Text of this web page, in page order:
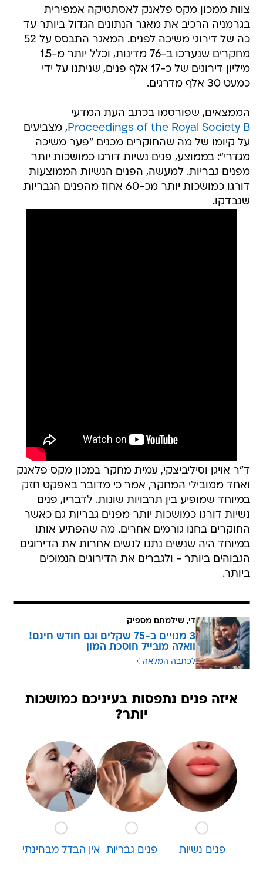
צוות ממכון מקס פלאנק לאסתטיקה אמפירית
בגרמניה הרכיב את מאגר הנתונים הגדול ביותר עד
כה של דירוגי משיכה לפנים. המאגר התבסס על 52
מחקרים שנערכו ב-76 מדינות, וכלל יותר מ-1.5
מיליון דירוגים של כ-17 אלף פנים, שניתנו על ידי
כמעט 30 אלף מדרגים.
הממצאים, שפורסמו בכתב העת המדעי
Proceedings of the Royal Society B, מצביעים
על קיומו של מה שהחוקרים מכנים "פער משיכה
מגדרי": בממוצע, פנים נשיות דורגו כמושכות יותר
מפנים גבריות. למעשה, הפנים הנשיות הממוצעות
דורגו כמושכות יותר מכ-60 אחוז מהפנים הגבריות
שנבדקו.
ד"ר אויגן וסיליביצקי, עמית מחקר במכון מקס פלאנק
ואחד ממובילי המחקר, אמר כי מדובר באפקט חזק
במיוחד שמופיע בין תרבויות שונות. לדבריו, פנים
נשיות דורגו כמושכות יותר מפנים גבריות גם כאשר
החוקרים בחנו גורמים אחרים. מה שהפתיע אותו
במיוחד היה שנשים נתנו לנשים אחרות את הדירוגים
הגבוהים ביותר - ולגברים את הדירוגים הנמוכים
ביותר.
די, שילמתם מספיק
3 מנויים ב-75 שקלים וגם חודש חינם!
וואלה מובייל חוסכת המון
לכתבה המלאה
איזה פנים נתפסות בעיניכם כמושכות
יותר?
פנים נשיות פנים גבריות אין הבדל מבחינתי